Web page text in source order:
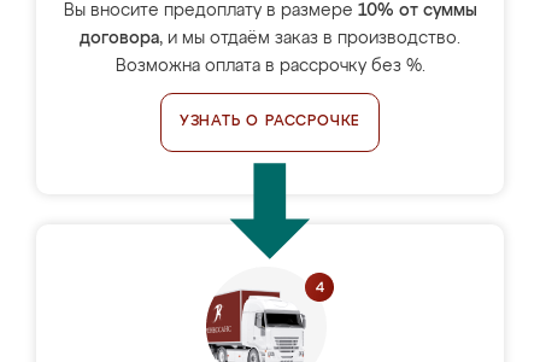
Вы вносите предоплату в размере 10% от суммы
договора, и мы отдаём заказ в производство.
Возможна оплата в рассрочку без %.
УЗНАТЬ О РАССРОЧКЕ